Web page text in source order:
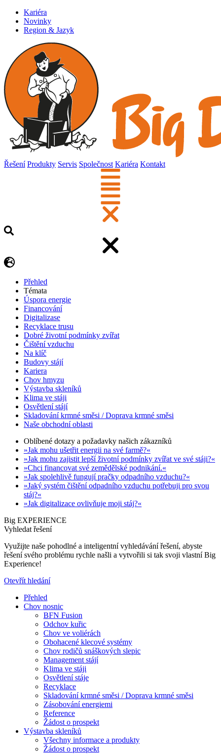
Kariéra
Novinky
Region & Jazyk
Řešení Produkty Servis Společnost Kariéra Kontakt
Přehled
Témata
Úspora energie
Financování
Digitalizase
Recyklace trusu
Dobré životní podmínky zvířat
Čištění vzduchu
Na klíč
Budovy stájí
Kariera
Chov hmyzu
Výstavba skleníků
Klima ve stáji
Osvětlení stájí
Skladování krmné směsi / Doprava krmné směsi
Naše obchodní oblasti
Oblíbené dotazy a požadavky našich zákazníků
»Jak mohu ušetřit energii na své farmě?«
»Jak mohu zajistit lepší životní podmínky zvířat ve své stáji?«
»Chci financovat své zemědělské podnikání.«
»Jak spolehlivě fungují pračky odpadního vzduchu?«
»Jaký systém čištění odpadního vzduchu potřebuji pro svou
stáj?«
»Jak digitalizace ovlivňuje moji stáj?«
Big EXPERIENCE
Vyhledat řešení
Využijte naše pohodlné a inteligentní vyhledávání řešení, abyste
řešení svého problému rychle našli a vytvořili si tak svoji vlastní Big
Experience!
Otevřít hledání
Přehled
Chov nosnic
BFN Fusion
Odchov kuřic
Chov ve voliérách
Obohacené klecové systémy
Chov rodičů snáškových slepic
Management stájí
Klima ve stáji
Osvětlení stáje
Recyklace
Skladování krmné směsi / Doprava krmné směsi
Zásobování energiemi
Reference
Žádost o prospekt
Výstavba skleníků
Všechny informace a produkty
Žádost o prospekt